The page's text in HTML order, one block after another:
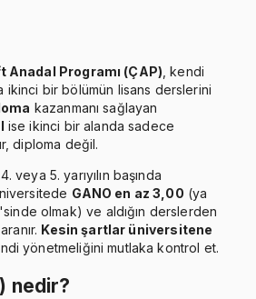
Anadal Programı (ÇAP) , kendi
ikinci bir bölümün lisans derslerini
kazanmanı sağlayan
ise ikinci bir alanda sadece
diploma değil.
veya 5. yarıyılın başında
GANO en az 3,00 (ya
olmak) ve aldığın derslerden
Kesin şartlar üniversitene
yönetmeliğini mutlaka kontrol et.
nedir?